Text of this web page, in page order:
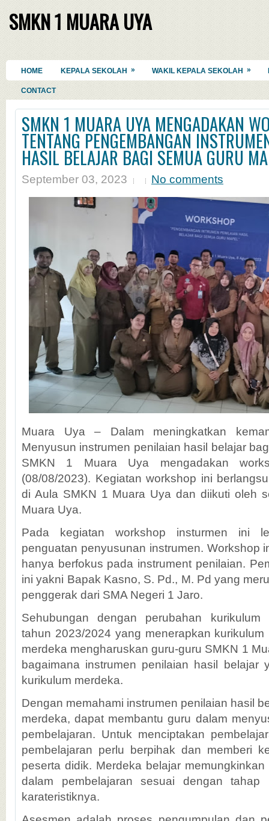
SMKN 1 MUARA UYA
HOME KEPALA SEKOLAH » WAKIL KEPALA SEKOLAH »
CONTACT
SMKN 1 MUARA UYA MENGADAKAN
TENTANG PENGEMBANGAN
HASIL BELAJAR BAGI SEMUA GURU
September 03, 2023 No comments
Muara Uya – Dalam meningkatkan
Menyusun instrumen penilaian hasil belajar
SMKN 1 Muara Uya mengadakan
(08/08/2023). Kegiatan workshop ini
di Aula SMKN 1 Muara Uya dan diikuti oleh
Muara Uya.
Pada kegiatan workshop insturmen ini
penguatan penyusunan instrumen. Workshop
hanya berfokus pada instrument penilaian.
ini yakni Bapak Kasno, S. Pd., M. Pd yang
penggerak dari SMA Negeri 1 Jaro.
Sehubungan dengan perubahan kurikulum
tahun 2023/2024 yang menerapkan
merdeka mengharuskan guru-guru SMKN 1
bagaimana instrumen penilaian hasil belajar
kurikulum merdeka.
Dengan memahami instrumen penilaian hasil
merdeka, dapat membantu guru dalam
pembelajaran. Untuk menciptakan
pembelajaran perlu berpihak dan memberi
peserta didik. Merdeka belajar
dalam pembelajaran sesuai dengan tahap
karateristiknya.